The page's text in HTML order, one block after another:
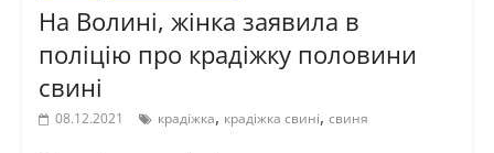
На Волині, жінка заявила в
поліцію про крадіжку половини
свині
08.12.2021 крадіжка, крадіжка свині, свиня